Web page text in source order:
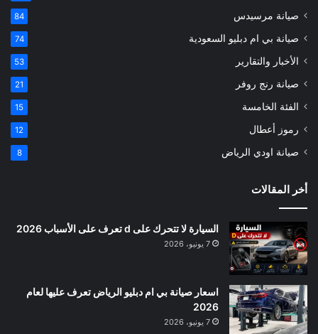
صيانة مرسيدس 84
صيانة بي ام دبليو السعودية 74
الأخبار والتقارير 53
صيانة رنج روفر 21
الفئة الخامسة 15
رموز أعطال 12
صيانة اودي الرياض 8
أخر المقالات
السيارة لا تتحرك على d تعرف على الأسباب 2026
7 يونيو، 2026
اسعار صيانة بي ام دبليو الرياض تعرف عليها لعام
2026
7 يونيو، 2026